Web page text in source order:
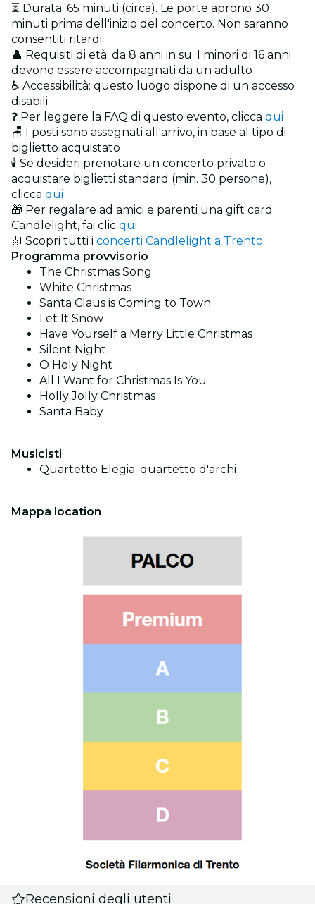
⏳ Durata: 65 minuti (circa). Le porte aprono 30
minuti prima dell'inizio del concerto. Non saranno
consentiti ritardi
👤 Requisiti di età: da 8 anni in su. I minori di 16 anni
devono essere accompagnati da un adulto
♿ Accessibilità: questo luogo dispone di un accesso
disabili
❓ Per leggere la FAQ di questo evento, clicca qui
🪑 I posti sono assegnati all'arrivo, in base al tipo di
biglietto acquistato
🕯️ Se desideri prenotare un concerto privato o
acquistare biglietti standard (min. 30 persone),
clicca qui
🎁 Per regalare ad amici e parenti una gift card
Candlelight, fai clic qui
🎻 Scopri tutti i concerti Candlelight a Trento
Programma provvisorio
The Christmas Song
White Christmas
Santa Claus is Coming to Town
Let It Snow
Have Yourself a Merry Little Christmas
Silent Night
O Holy Night
All I Want for Christmas Is You
Holly Jolly Christmas
Santa Baby
Musicisti
Quartetto Elegia: quartetto d'archi
Mappa location
Recensioni degli utenti